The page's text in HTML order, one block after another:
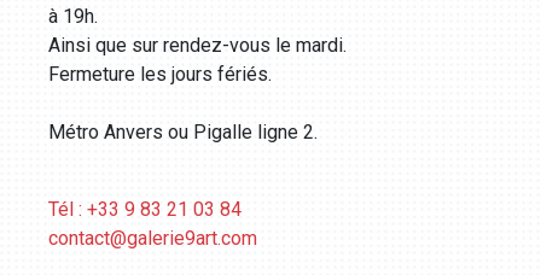
à 19h.
Ainsi que sur rendez-vous le mardi.
Fermeture les jours fériés.
Métro Anvers ou Pigalle ligne 2.
Tél : +33 9 83 21 03 84
contact@galerie9art.com